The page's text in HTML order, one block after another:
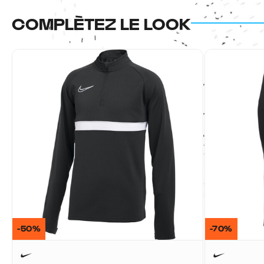
COMPLÈTEZ LE LOOK
-50% -70%